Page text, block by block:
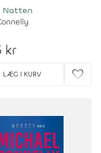
Natten
kr
LÆG I KURV favorite